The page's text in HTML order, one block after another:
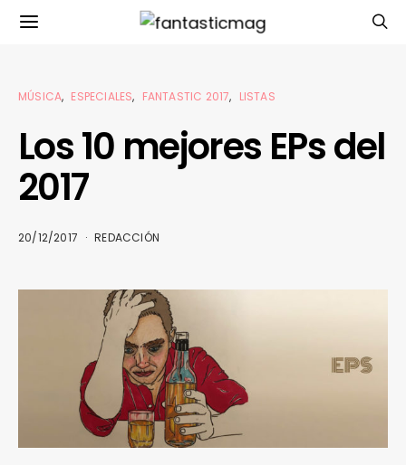
MÚSICA ESPECIALES FANTASTIC 2017 LISTAS
Los 10 mejores EPs del
2017
20/12/2017 REDACCIÓN